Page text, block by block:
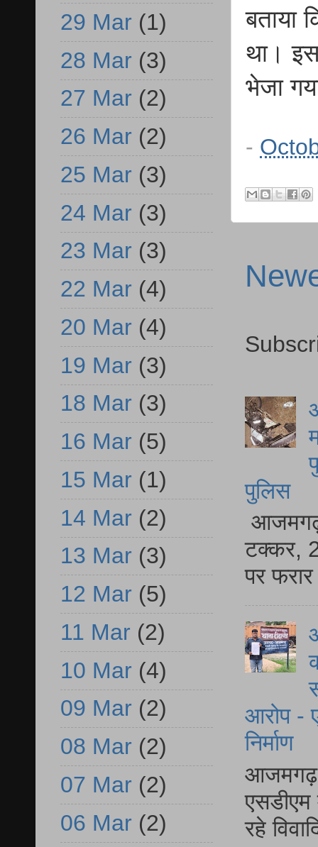
बताया
था।
भेजा
-
पुलिस
आजमगढ़
टक्कर,
पर
आरोप -
निर्माण
आजमगढ़
एसडीएम
रहे
29 Mar (1)
28 Mar (3)
27 Mar (2)
26 Mar (2)
25 Mar (3)
24 Mar (3)
23 Mar (3)
22 Mar (4)
20 Mar (4)
19 Mar (3)
18 Mar (3)
16 Mar (5)
15 Mar (1)
14 Mar (2)
13 Mar (3)
12 Mar (5)
11 Mar (2)
10 Mar (4)
09 Mar (2)
08 Mar (2)
07 Mar (2)
06 Mar (2)